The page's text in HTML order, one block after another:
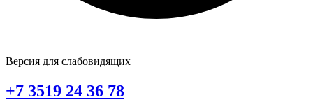
Версия для слабовидящих
+7 3519 24 36 78